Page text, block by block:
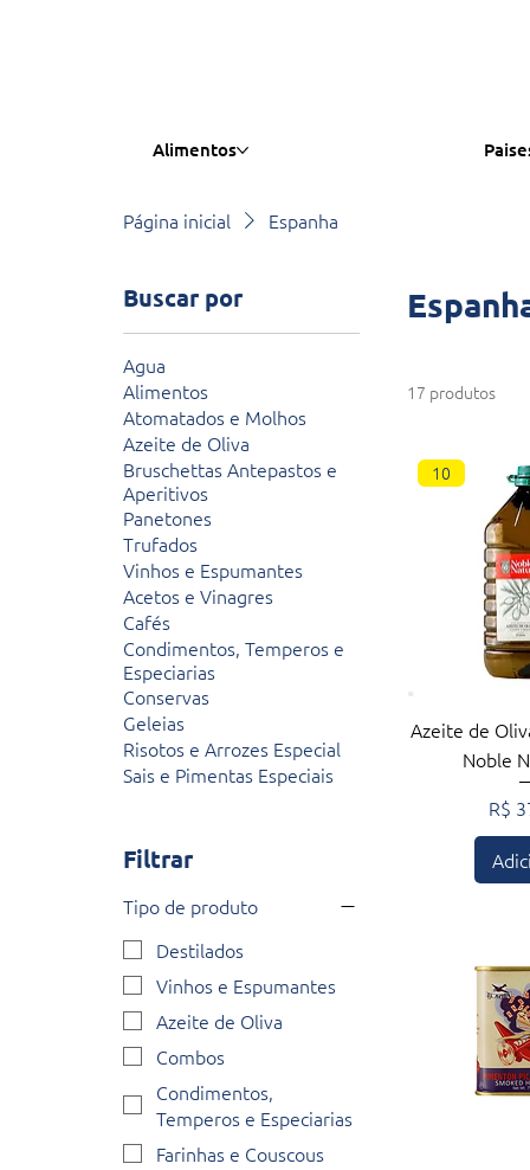
Alimentos
Página inicial Espanha
Buscar por
Agua
Alimentos
Atomatados e Molhos
Azeite de Oliva
Bruschettas Antepastos e
Aperitivos
Panetones
Trufados
Vinhos e Espumantes
Acetos e Vinagres
Cafés
Condimentos, Temperos e
Especiarias
Conservas
Geleias
Risotos e Arrozes Especial
Sais e Pimentas Especiais
Filtrar
Tipo de produto
Destilados
Vinhos e Espumantes
Azeite de Oliva
Combos
Condimentos,
Temperos e Especiarias
Farinhas e Couscous
17 produtos
10
Azeite de
Noble
R$